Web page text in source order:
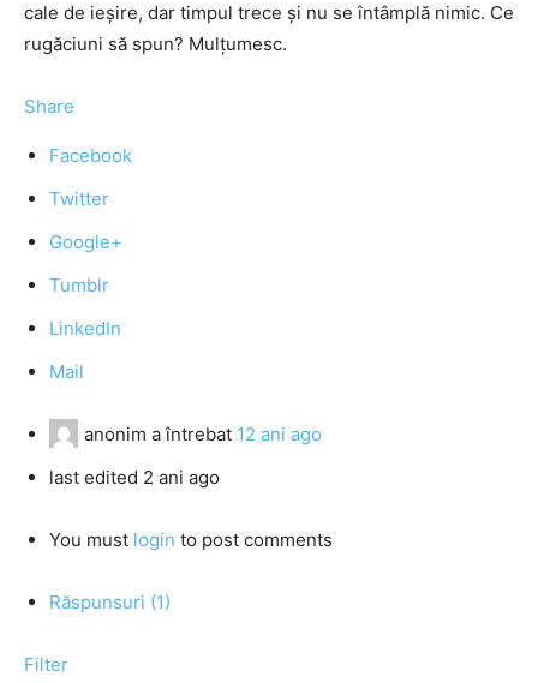
cale de ieşire, dar timpul trece şi nu se întâmplă nimic. Ce
rugăciuni să spun? Mulţumesc.
Share
Facebook
Twitter
Google+
Tumblr
LinkedIn
Mail
anonim a întrebat 12 ani ago
last edited 2 ani ago
You must login to post comments
Răspunsuri (1)
Filter